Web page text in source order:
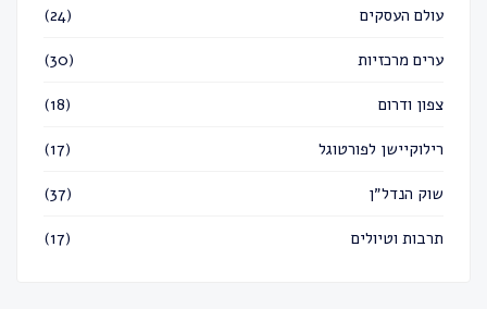
עולם העסקים (24)
ערים מרכזיות (30)
צפון ודרום (18)
רילוקיישן לפורטוגל (17)
שוק הנדל״ן (37)
תרבות וטיולים (17)